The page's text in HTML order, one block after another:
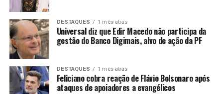
DESTAQUES 1 mês atrás
Universal diz que Edir Macedo não participa da
gestão do Banco Digimais, alvo de ação da PF
DESTAQUES 1 mês atrás
Feliciano cobra reação de Flávio Bolsonaro após
ataques de apoiadores a evangélicos